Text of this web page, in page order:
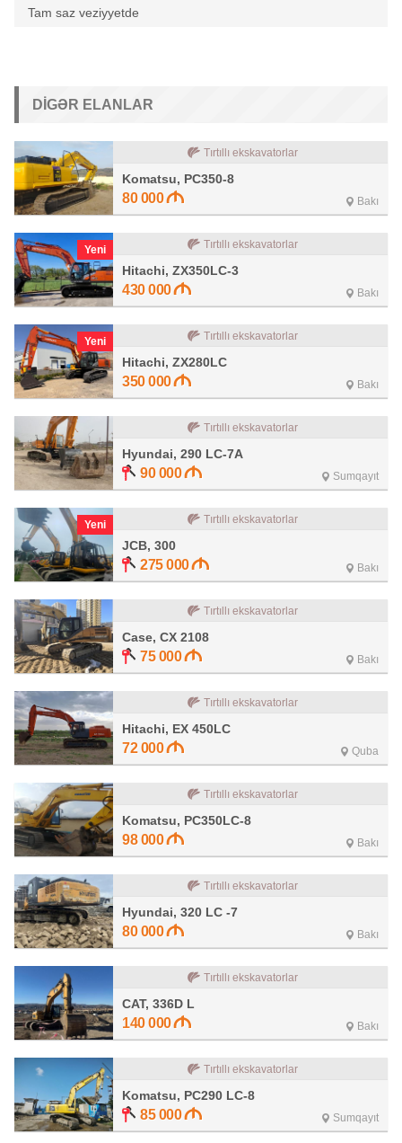
Tam saz veziyyetde
DIGƏR ELANLAR
Tırtıllı ekskavatorlar
Komatsu, PC350-8
80 000 Bakı
Yeni Tırtıllı ekskavatorlar
Hitachi, ZX350LC-3
430 000 Bakı
Yeni Tırtıllı ekskavatorlar
Hitachi, ZX280LC
350 000 Bakı
Tırtıllı ekskavatorlar
Hyundai, 290 LC-7A
90 000 Sumqayıt
Yeni Tırtıllı ekskavatorlar
JCB, 300
275 000 Bakı
Tırtıllı ekskavatorlar
Case, CX 2108
75 000 Bakı
Tırtıllı ekskavatorlar
Hitachi, EX 450LC
72 000 Quba
Tırtıllı ekskavatorlar
Komatsu, PC350LC-8
98 000 Bakı
Tırtıllı ekskavatorlar
Hyundai, 320 LC -7
80 000 Bakı
Tırtıllı ekskavatorlar
CAT, 336D L
140 000 Bakı
Tırtıllı ekskavatorlar
Komatsu, PC290 LC-8
85 000 Sumqayıt